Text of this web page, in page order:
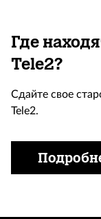
Где
Tele2?
Сдайте свое
Tele2.